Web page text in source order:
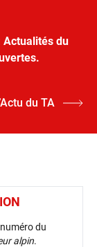
Actualités du
du TA
du
alpin.